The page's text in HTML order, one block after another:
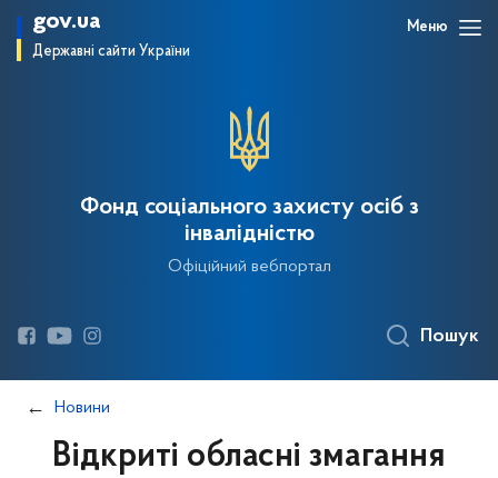
gov.ua
Державні сайти України
Меню
Фонд соціального захисту осіб з
інвалідністю
Офіційний вебпортал
Пошук
Новини
Відкриті обласні змагання